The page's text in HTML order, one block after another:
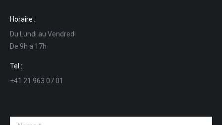
opens
in
new
window
opens
in
new
in
opens
Horaire :
Du Lundi au Vendredi
De 9h a 17h
Tel :
+41 21 963 07 01
Nome *